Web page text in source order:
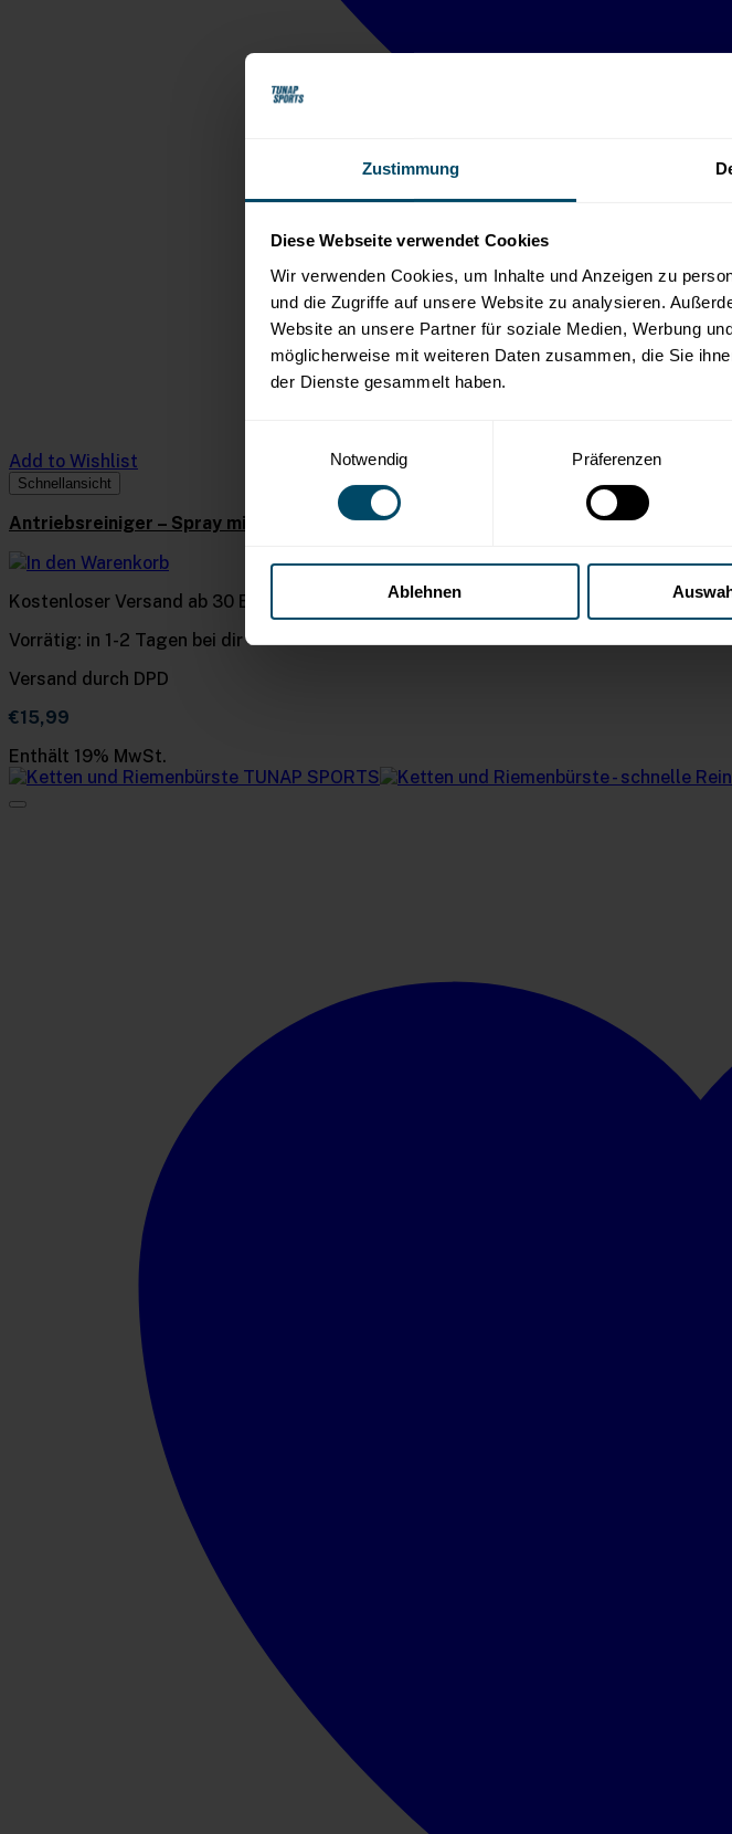
Zustimmung
Diese Webseite verwendet Cookies
Wir verwenden Cookies, um Inhalte und Anzeigen zu
und die Zugriffe auf unsere Website zu analysieren.
Website an unsere Partner für soziale Medien, Werbung
möglicherweise mit weiteren Daten zusammen, die Sie
der Dienste gesammelt haben.
Notwendig
Präferenzen
Ablehnen
Add to Wishlist
Schnellansicht
Antriebsreiniger – Spray mit Dosierpinsel – 300ml
In den Warenkorb
Kostenloser Versand ab 30 Euro
Vorrätig: in 1-2 Tagen bei dir
Versand durch DPD
€15,99
Enthält 19% MwSt.